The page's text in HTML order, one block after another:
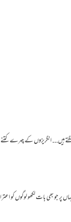
لگتے ہیں... انگریزوں کے
پر جو بھی بات لکھو لوگوں